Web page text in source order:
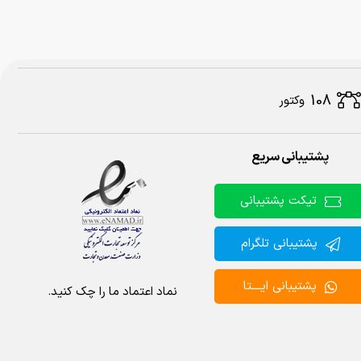
دانلود کنید.
108 وکتور
پشتیبانی سریع
تیکت پشتیبانی
پشتیبانی تلگرام
پشتیبانی ایــــتا نماد اعتماد ما را چک کنید.